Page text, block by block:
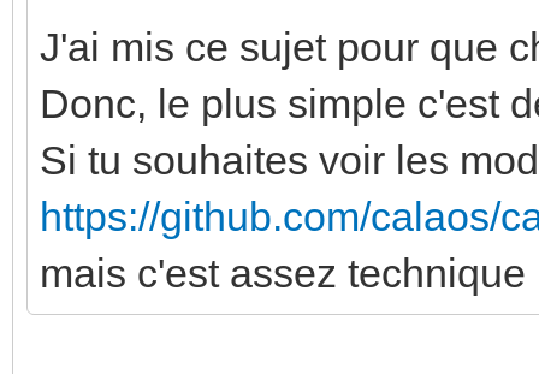
J'ai mis ce sujet pour que
Donc, le plus simple c'est
Si tu souhaites voir les
https://github.com/calaos/
mais c'est assez technique